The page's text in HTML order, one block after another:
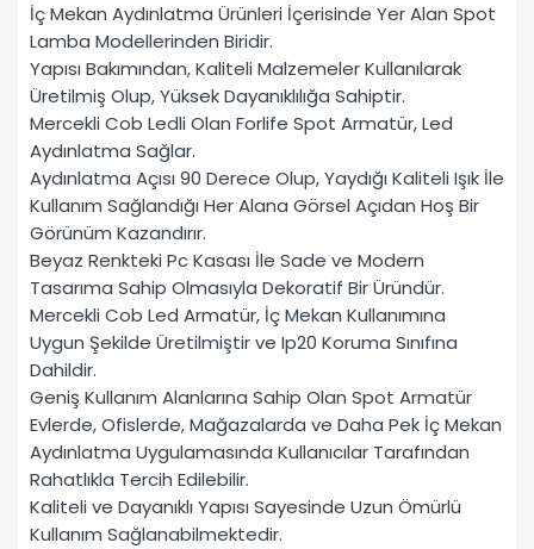
İç Mekan Aydınlatma Ürünleri İçerisinde Yer Alan Spot
Lamba Modellerinden Biridir.
Yapısı Bakımından, Kaliteli Malzemeler Kullanılarak
Üretilmiş Olup, Yüksek Dayanıklılığa Sahiptir.
Mercekli Cob Ledli Olan Forlife Spot Armatür, Led
Aydınlatma Sağlar.
Aydınlatma Açısı 90 Derece Olup, Yaydığı Kaliteli Işık İle
Kullanım Sağlandığı Her Alana Görsel Açıdan Hoş Bir
Görünüm Kazandırır.
Beyaz Renkteki Pc Kasası İle Sade ve Modern
Tasarıma Sahip Olmasıyla Dekoratif Bir Üründür.
Mercekli Cob Led Armatür, İç Mekan Kullanımına
Uygun Şekilde Üretilmiştir ve Ip20 Koruma Sınıfına
Dahildir.
Geniş Kullanım Alanlarına Sahip Olan Spot Armatür
Evlerde, Ofislerde, Mağazalarda ve Daha Pek İç Mekan
Aydınlatma Uygulamasında Kullanıcılar Tarafından
Rahatlıkla Tercih Edilebilir.
Kaliteli ve Dayanıklı Yapısı Sayesinde Uzun Ömürlü
Kullanım Sağlanabilmektedir.